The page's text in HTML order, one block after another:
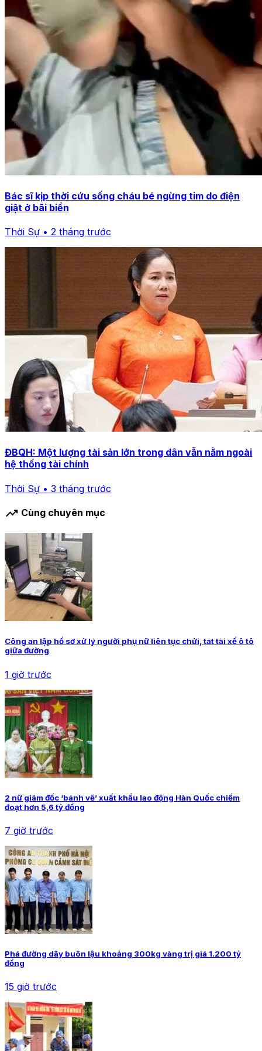
Bác sĩ kịp thời cứu sống cháu bé ngừng tim do điện
giật ở bãi biển
Thời Sự • 2 tháng trước
ĐBQH: Một lượng tài sản lớn trong dân vẫn nằm ngoài
hệ thống tài chính
Thời Sự • 3 tháng trước
trending_up Cùng chuyên mục
Công an lập hồ sơ xử lý người phụ nữ liên tục chửi, tát tài xế ô tô
giữa đường
1 giờ trước
2 nữ giám đốc ‘bánh vẽ’ xuất khẩu lao động Hàn Quốc chiếm
đoạt hơn 5,6 tỷ đồng
7 giờ trước
Phá đường dây buôn lậu khoảng 300kg vàng trị giá 1.200 tỷ
đồng
15 giờ trước